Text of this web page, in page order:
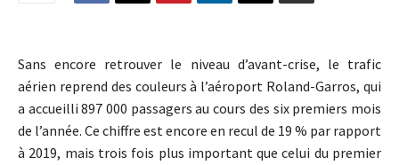
Sans encore retrouver le niveau d’avant-crise, le trafic
aérien reprend des couleurs à l’aéroport Roland-Garros, qui
a accueilli 897 000 passagers au cours des six premiers mois
de l’année. Ce chiffre est encore en recul de 19 % par rapport
à 2019, mais trois fois plus important que celui du premier